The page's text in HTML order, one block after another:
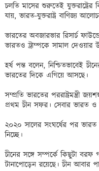
চলতি মাসের শুরুতেই যুক্তরাষ্ট্রের
যায়, ভারত-যুক্তরাষ্ট্র বাণিজ্য
ভারতের অবজারভার রিসার্চ
ভারতও ট্রাম্পকে সামাল
হর্ষ পন্ত বলেন, নিশ্চিতভাবেই
ভারতের দিকে এগিয়ে আসছে।
সম্প্রতি ভারতের পররাষ্ট্রমন্ত্রী
প্রথম চীন সফর। সেবার ভারত ও
২০২০ সালের সংঘর্ষের পর ভারত
নিচ্ছে।
চীনের সঙ্গে সম্পর্কে কিছুটা
টানাপোড়েন রয়েছে। চীন আবার